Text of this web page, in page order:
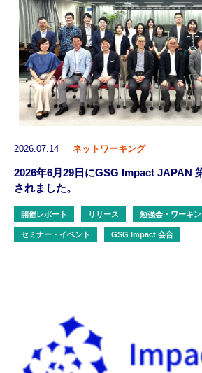
2026.07.14 ネットワーキング
2026年6月29日にGSG Impact JAPAN
されました。
開催レポート リリース 勉強会・ワーキ
セミナー・イベント GSG Impact 会合